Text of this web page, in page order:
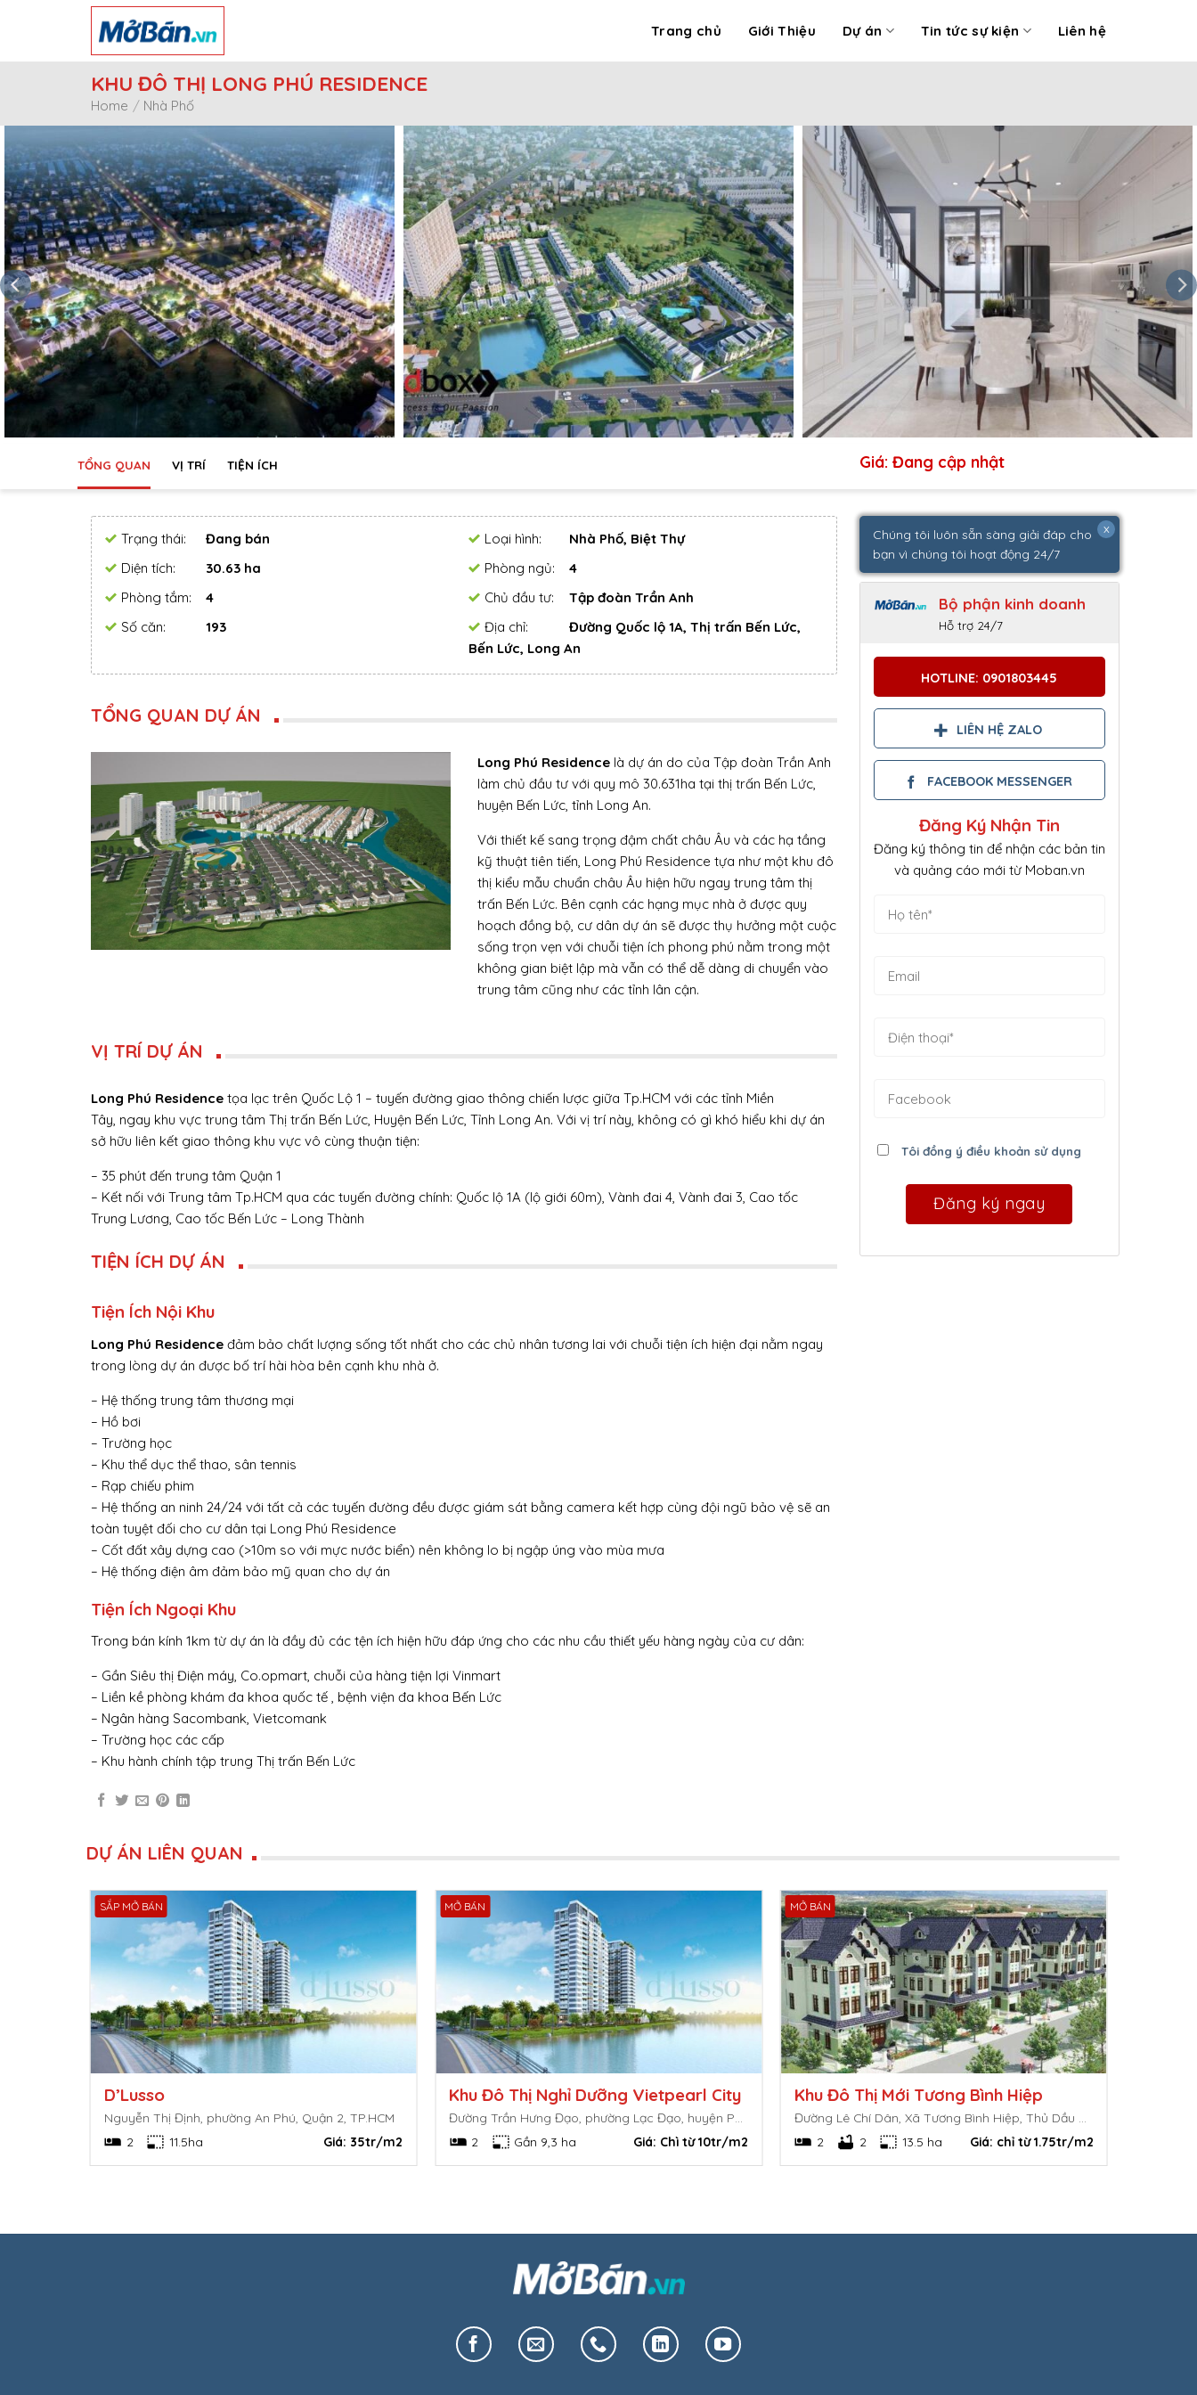
Trang chủ Giới Thiệu Dự án Tin tức sự kiện Liên hệ
KHU ĐÔ THỊ LONG PHÚ RESIDENCE
Home / Nhà Phố
TỔNG QUAN VỊ TRÍ TIỆN ÍCH Giá: Đang cập nhật
Chúng tôi luôn sẵn sàng giải đáp cho
bạn vì chúng tôi hoạt động 24/7
x
Bộ phận kinh doanh
Hỗ trợ 24/7
HOTLINE: 0901803445
LIÊN HỆ ZALO
FACEBOOK MESSENGER
Đăng Ký Nhận Tin
Đăng ký thông tin để nhận các bản tin
và quảng cáo mới từ Moban.vn
Tôi đồng ý điều khoản sử dụng
Trạng thái: Đang bán Loại hình:
Nhà Phố, Biệt Thự
Diện tích:
30.63 ha Phòng ngủ:
4
Phòng tắm:
4 Chủ đầu tư:
Tập đoàn Trần Anh
Số căn:
193 Địa chỉ:
Đường Quốc lộ 1A, Thị trấn Bến Lức,
Bến Lức, Long An
TỔNG QUAN DỰ ÁN
Long Phú Residencelà dự án do của Tập đoàn Trần Anh
làm chủ đầu tư với quy mô 30.631ha tại thị trấn Bến Lức,
huyện Bến Lức, tỉnh Long An.
Với thiết kế sang trọng đậm chất châu Âu và các hạ tầng
kỹ thuật tiên tiến, Long Phú Residence tựa như một khu đô
thị kiểu mẫu chuẩn châu Âu hiện hữu ngay trung tâm thị
trấn Bến Lức. Bên cạnh các hạng mục nhà ở được quy
hoạch đồng bộ, cư dân dự án sẽ được thụ hưởng một cuộc
sống trọn vẹn với chuỗi tiện ích phong phú nằm trong một
không gian biệt lập mà vẫn có thể dễ dàng di chuyển vào
trung tâm cũng như các tỉnh lân cận.
+ Đất Công viên cây xanh: 4.687m2 (15.80%)
+ Đất công cộng (trường học, hành chính): 1.565m2
(4.08%)
+ Đất hạ tầng kỹ thuật (Trạm biến áp, xử lý nước thải…):
VỊ TRÍ DỰ ÁN
Long Phú Residence tọa lạc trên Quốc Lộ 1 – tuyến đường giao thông chiến lược giữa Tp.HCM với các tỉnh Miền
Tây, ngay khu vực trung tâm Thị trấn Bến Lức, Huyện Bến Lức, Tỉnh Long An. Với vị trí này, không có gì khó hiểu khi dự án
sở hữu liên kết giao thông khu vực vô cùng thuận tiện:
– 35 phút đến trung tâm Quận 1
– Kết nối với Trung tâm Tp.HCM qua các tuyến đường chính: Quốc lộ 1A (lộ giới 60m), Vành đai 4, Vành đai 3, Cao tốc
Trung Lương, Cao tốc Bến Lức – Long Thành
TIỆN ÍCH DỰ ÁN
Tiện Ích Nội Khu
Long Phú Residence đảm bảo chất lượng sống tốt nhất cho các chủ nhân tương lai với chuỗi tiện ích hiện đại nằm ngay
trong lòng dự án được bố trí hài hòa bên cạnh khu nhà ở.
– Hệ thống trung tâm thương mại
– Hồ bơi
– Trường học
– Khu thể dục thể thao, sân tennis
– Rạp chiếu phim
– Hệ thống an ninh 24/24 với tất cả các tuyến đường đều được giám sát bằng camera kết hợp cùng đội ngũ bảo vệ sẽ an
toàn tuyệt đối cho cư dân tại Long Phú Residence
– Cốt đất xây dựng cao (>10m so với mực nước biển) nên không lo bị ngập úng vào mùa mưa
– Hệ thống điện âm đảm bảo mỹ quan cho dự án
Tiện Ích Ngoại Khu
Trong bán kính 1km từ dự án là đầy đủ các tện ích hiện hữu đáp ứng cho các nhu cầu thiết yếu hàng ngày của cư dân:
– Gần Siêu thị Điện máy, Co.opmart, chuỗi của hàng tiện lợi Vinmart
– Liền kề phòng khám đa khoa quốc tế , bệnh viện đa khoa Bến Lức
– Ngân hàng Sacombank, Vietcomank
– Trường học các cấp
– Khu hành chính tập trung Thị trấn Bến Lức
DỰ ÁN LIÊN QUAN
SẮP MỞ BÁN
D’Lusso
Nguyễn Thị Định, phường An Phú, Quận 2, TP.HCM
2
11.5ha Giá: 35tr/m2
MỞ BÁN
Khu Đô Thị Nghỉ Dưỡng Vietpearl City
2
Gần 9,3 ha Giá: Chì từ 10tr/m2
MỞ BÁN
Khu Đô Thị Mới Tương Bình Hiệp
2
2 13.5 ha Giá: chỉ từ 1.75tr/m2
ĐĂNG KÝ NHẬN BÁO TỪ CĐT x